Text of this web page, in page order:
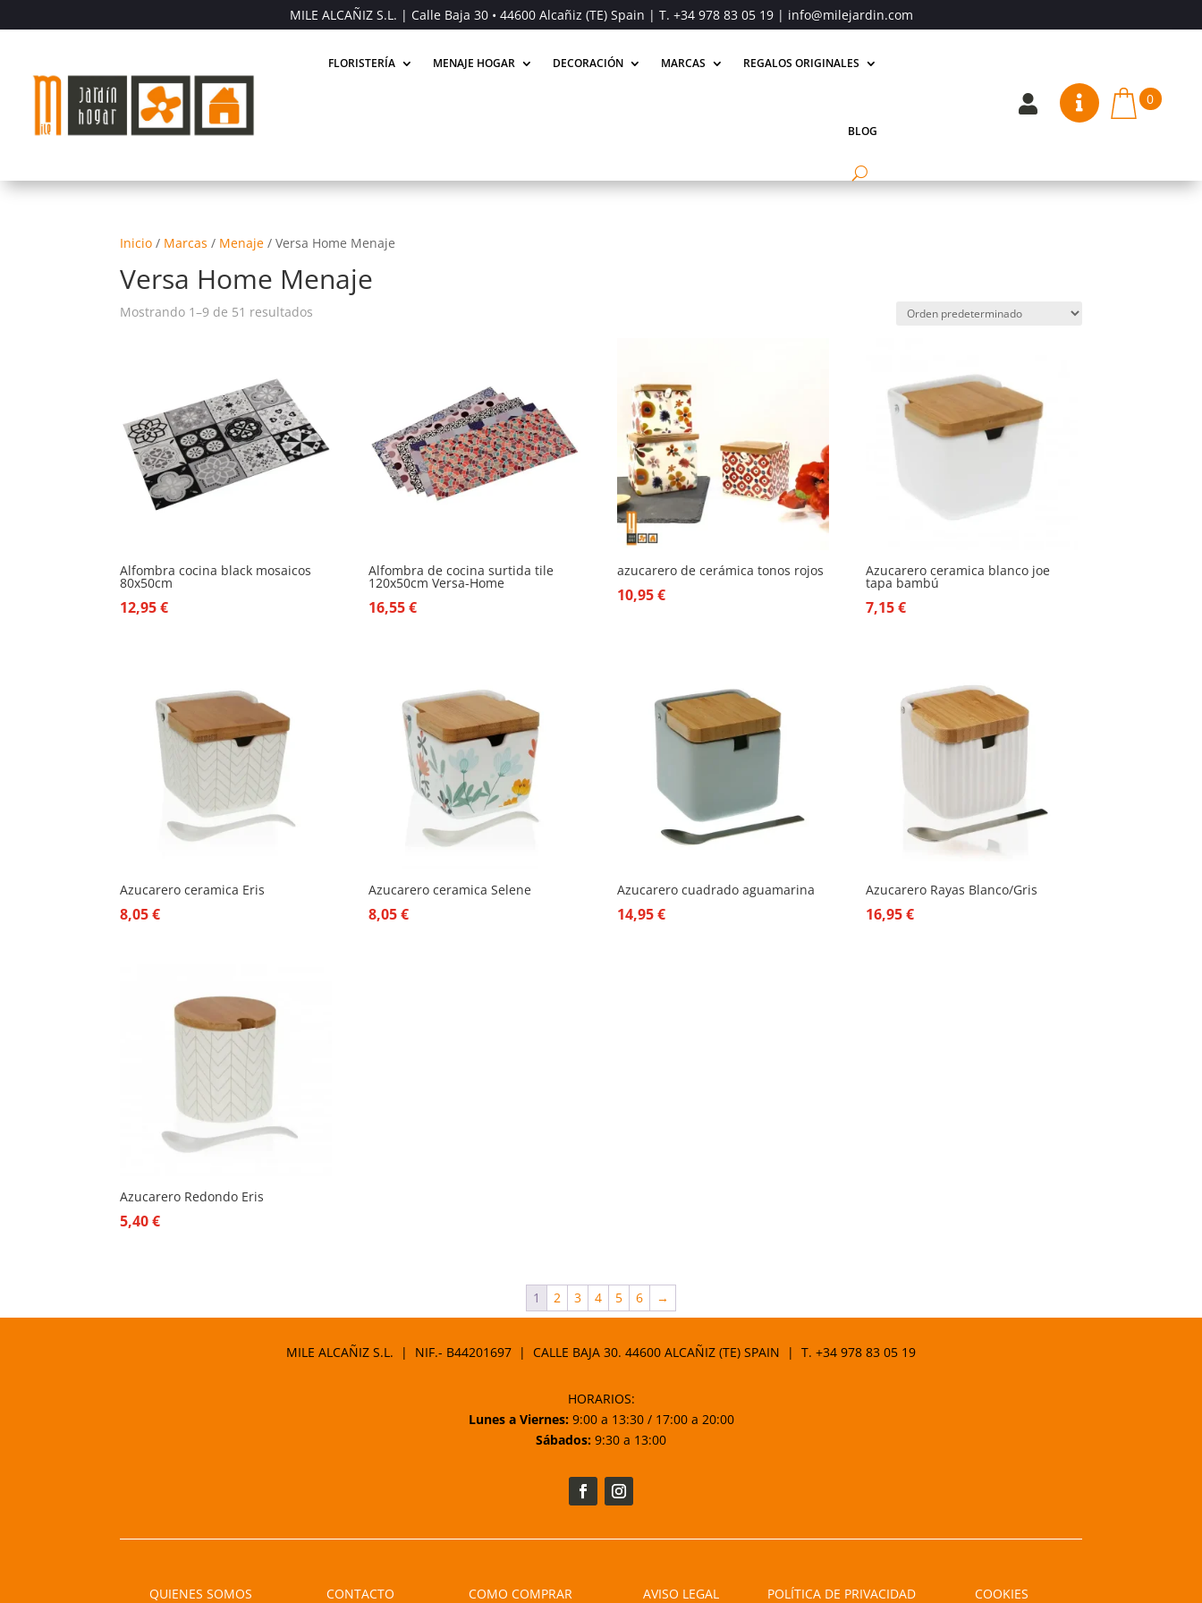
MILE ALCAÑIZ S.L. | Calle Baja 30 • 44600 Alcañiz (TE) Spain | T. +34 978 83 05 19| info@milejardin.com
FLORISTERÍA MENAJE HOGAR DECORACIÓN MARCAS REGALOS ORIGINALES
BLOG
  0
Inicio / Marcas / Menaje /Versa Home Menaje
Versa Home Menaje
Mostrando 1–9 de 51 resultados
Alfombra cocina black mosaicos
80x50cm
12,95€
Alfombra de cocina surtida tile
120x50cm Versa-Home
16,55€
azucarero de cerámica tonos rojos
10,95€
Azucarero ceramica blanco joe
tapa bambú
7,15€
Azucarero ceramica Eris
8,05€
Azucarero ceramica Selene
8,05€
Azucarero cuadrado aguamarina
14,95€
Azucarero Rayas Blanco/Gris
16,95€
Azucarero Redondo Eris
5,40€
1 2 3 4 5 6 →
MILE ALCAÑIZ S.L. | NIF.- B44201697 | CALLE BAJA 30. 44600 ALCAÑIZ (TE) SPAIN | T. +34 978 83 05 19
HORARIOS:
Lunes a Viernes:9:00 a 13:30 / 17:00 a 20:00
Sábados: 9:30 a 13:00
QUIENES SOMOS CONTACTO COMO COMPRAR AVISO LEGAL POLÍTICA DE PRIVACIDAD COOKIES